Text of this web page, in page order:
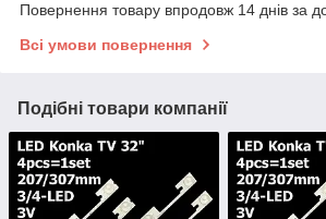
Повернення товару впродовж 14 днів за
Всі умови повернення
Подібні товари компанії